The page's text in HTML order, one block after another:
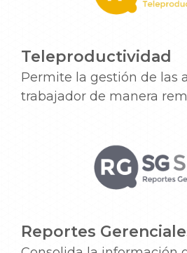
Teleproductividad
Permite la gestión de las
trabajador de manera
Reportes